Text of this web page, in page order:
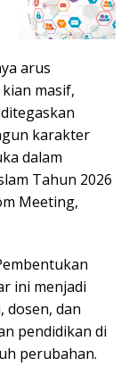
arus
masif,
karakter
dalam
Tahun 2026
Meeting,
ini menjadi
dosen, dan
pendidikan di
perubahan.